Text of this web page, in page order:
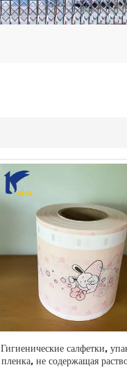
Гигиенические салфетки,
пленка, не содержащая